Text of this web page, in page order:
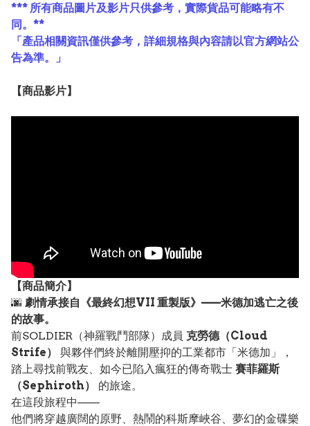
*** 所有商品圖片及影片只供參考，實際貨品可能略有不
同。**
「產品相關資訊僅供參考，詳細規格與內容請以官方網站公
告為準。」
【商品影片】
【商品簡介】
🌆 劇情承接自《最終幻想VII 重製版》——米德加逃亡之後
的故事。
前SOLDIER（神羅戰鬥部隊）成員 克勞德（Cloud
Strife）
與夥伴們終於離開壓抑的工業都市「米德加」，
踏上尋找前戰友、如今已陷入瘋狂的傳奇戰士 賽菲羅斯
（Sephiroth）
的旅途。
在這段旅程中——
他們將穿越廣闊的原野、熱鬧的科斯摩峽谷、夢幻的金碟樂